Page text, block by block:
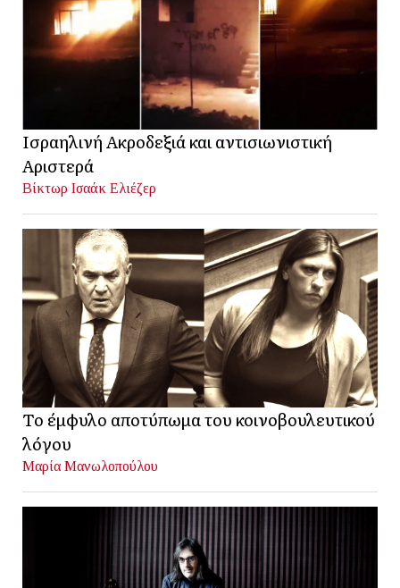
Ισραηλινή Ακροδεξιά και αντισιωνιστική
Αριστερά
Βίκτωρ Ισαάκ Ελιέζερ
Το έμφυλο αποτύπωμα του κοινοβουλευτικού
λόγου
Μαρία Μανωλοπούλου